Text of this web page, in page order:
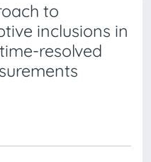
to
inclusions in
resolved